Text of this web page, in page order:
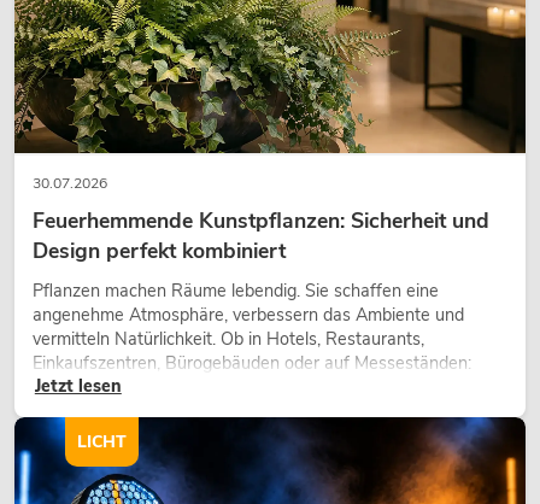
30.07.2026
Feuerhemmende Kunstpflanzen: Sicherheit und
Design perfekt kombiniert
Pflanzen machen Räume lebendig. Sie schaffen eine
angenehme Atmosphäre, verbessern das Ambiente und
vermitteln Natürlichkeit. Ob in Hotels, Restaurants,
Einkaufszentren, Bürogebäuden oder auf Messeständen:
eine hochwertige Begrünung gehört heute längst zum
Jetzt lesen
LICHT